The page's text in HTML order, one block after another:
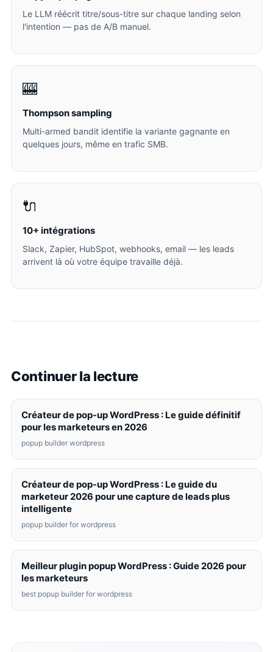
Le LLM réécrit titre/sous-titre sur chaque landing selon
l'intention — pas de A/B manuel.
🎰
Thompson sampling
Multi-armed bandit identifie la variante gagnante en
quelques jours, même en trafic SMB.
🔌
10+ intégrations
Slack, Zapier, HubSpot, webhooks, email — les leads
arrivent là où votre équipe travaille déjà.
Continuer la lecture
Créateur de pop-up WordPress : Le guide définitif
pour les marketeurs en 2026
popup builder wordpress
Créateur de pop-up WordPress : Le guide du
marketeur 2026 pour une capture de leads plus
intelligente
popup builder for wordpress
Meilleur plugin popup WordPress : Guide 2026 pour
les marketeurs
best popup builder for wordpress